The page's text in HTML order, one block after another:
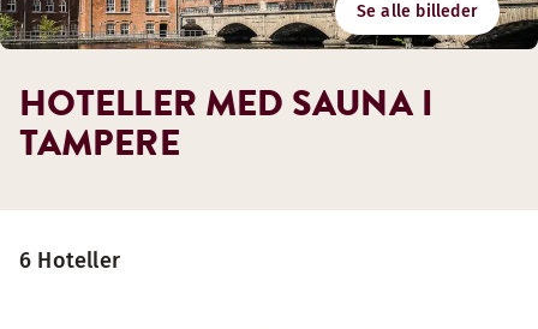
Se alle billeder
6 Hoteller
HOTELLER MED SAUNA I
TAMPERE